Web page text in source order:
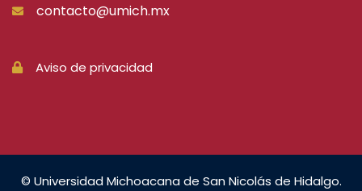
contacto@umich.mx
Aviso de privacidad
© Universidad Michoacana de San Nicolás de Hidalgo.